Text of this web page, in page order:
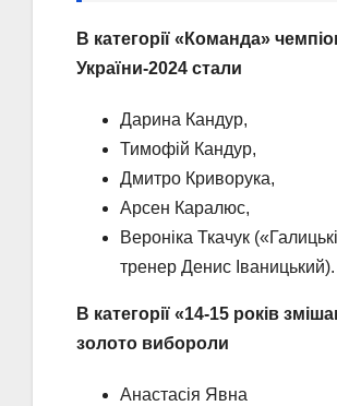
В категорії «Команда»
України-2024 стали
Дарина Кандур,
Тимофій Кандур,
Дмитро Криворука,
Арсен Каралюс,
Вероніка Ткачук
тренер Денис Іваницький).
В категорії «14-15 років
золото вибороли
Анастасія Явна